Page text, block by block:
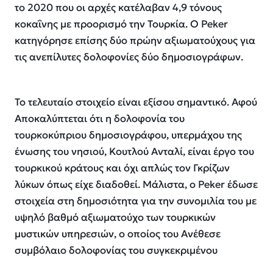
το 2020 που οι αρχές κατέλαβαν 4,9 τόνους
κοκαΐνης με προορισμό την Τουρκία. Ο Peker
κατηγόρησε επίσης δύο πρώην αξιωματούχους για
τις ανεπίλυτες δολοφονίες δύο δημοσιογράφων.
Το τελευταίο στοιχείο είναι εξίσου σημαντικό. Αφού
Αποκαλύπτεται ότι η δολοφονία του
τουρκοκύπριου δημοσιογράφου, υπερμάχου της
ένωσης του νησιού, Κουτλού Ανταλί, είναι έργο του
τουρκικού κράτους και όχι απλώς τον Γκρίζων
λύκων όπως είχε διαδοθεί. Μάλιστα, ο Peker έδωσε
στοιχεία στη δημοσιότητα για την συνομιλία του με
υψηλό βαθμό αξιωματούχο των τουρκικών
μυστικών υπηρεσιών, ο οποίος του Ανέθεσε
συμβόλαιο δολοφονίας του συγκεκριμένου